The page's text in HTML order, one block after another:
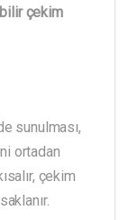
çekim
sunulması,
ortadan
çekim